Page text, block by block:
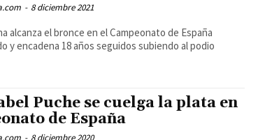
- 8 diciembre 2021
alcanza el bronce en el Campeonato de España
y encadena 18 años seguidos subiendo al podio
Puche se cuelga la plata en
de España